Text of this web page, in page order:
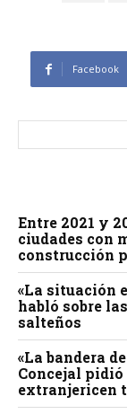
Facebook
Entre 2021 y
ciudades con
construcción
«La situación
habló sobre
salteños
«La bandera
Concejal pidió
extranjericen